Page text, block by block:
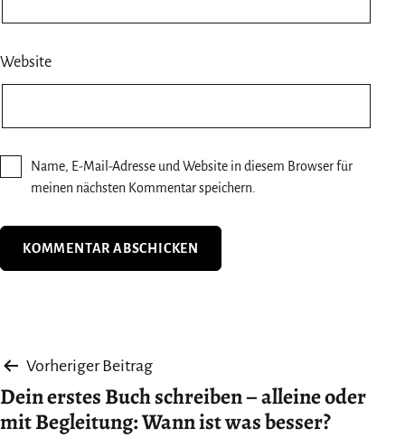
Website
Name, E-Mail-Adresse und Website in diesem Browser für
meinen nächsten Kommentar speichern.
Beitragsnavigation
Vorheriger Beitrag
Dein erstes Buch schreiben – alleine oder
mit Begleitung: Wann ist was besser?